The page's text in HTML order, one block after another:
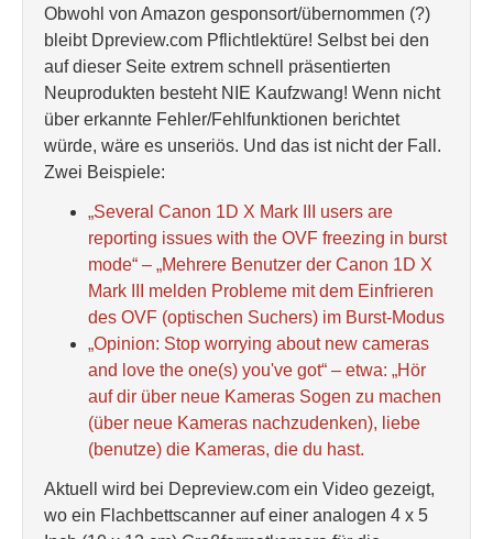
Obwohl von Amazon gesponsort/übernommen (?)
bleibt Dpreview.com Pflichtlektüre! Selbst bei den
auf dieser Seite extrem schnell präsentierten
Neuprodukten besteht NIE Kaufzwang! Wenn nicht
über erkannte Fehler/Fehlfunktionen berichtet
würde, wäre es unseriös. Und das ist nicht der Fall.
Zwei Beispiele:
„Several Canon 1D X Mark III users are
reporting issues with the OVF freezing in burst
mode“ – „Mehrere Benutzer der Canon 1D X
Mark III melden Probleme mit dem Einfrieren
des OVF (optischen Suchers) im Burst-Modus
„Opinion: Stop worrying about new cameras
and love the one(s) you've got“ – etwa: „Hör
auf dir über neue Kameras Sogen zu machen
(über neue Kameras nachzudenken), liebe
(benutze) die Kameras, die du hast.
Aktuell wird bei Depreview.com ein Video gezeigt,
wo ein Flachbettscanner auf einer analogen 4 x 5